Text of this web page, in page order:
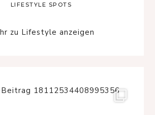
LIFESTYLE SPOTS
zu Lifestyle anzeigen